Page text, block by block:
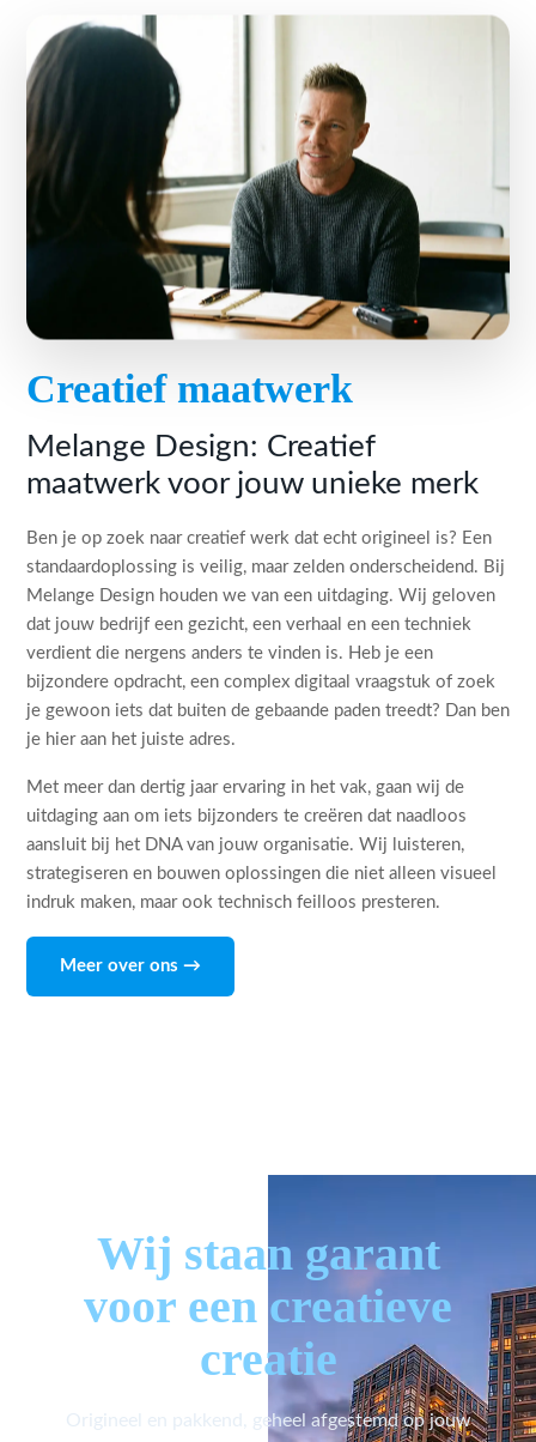
Creatief maatwerk
Melange Design: Creatief
maatwerk voor jouw unieke merk
Ben je op zoek naar creatief werk dat echt origineel is? Een
standaardoplossing is veilig, maar zelden onderscheidend. Bij
Melange Design houden we van een uitdaging. Wij geloven
dat jouw bedrijf een gezicht, een verhaal en een techniek
verdient die nergens anders te vinden is. Heb je een
bijzondere opdracht, een complex digitaal vraagstuk of zoek
je gewoon iets dat buiten de gebaande paden treedt? Dan ben
je hier aan het juiste adres.
Met meer dan dertig jaar ervaring in het vak, gaan wij de
uitdaging aan om iets bijzonders te creëren dat naadloos
aansluit bij het DNA van jouw organisatie. Wij luisteren,
strategiseren en bouwen oplossingen die niet alleen visueel
indruk maken, maar ook technisch feilloos presteren.
Meer over ons →
Wij staan garant
voor een creatieve
creatie
Origineel en pakkend, geheel afgestemd op jouw